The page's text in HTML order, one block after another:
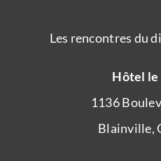
Les rencontres du
Hôtel le
1136
Blainville,